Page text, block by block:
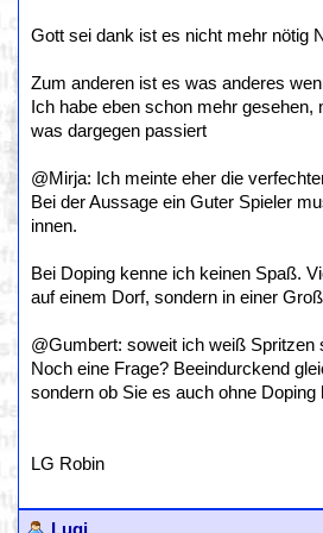
Gott sei dank ist es nicht mehr nötig
Zum anderen ist es was anderes
Ich habe eben schon mehr
was dargegen passiert
@Mirja: Ich meinte eher die
Bei der Aussage ein Guter Spieler
innen.
Bei Doping kenne ich keinen Spaß.
auf einem Dorf, sondern in einer
@Gumbert: soweit ich weiß Spritzen
Noch eine Frage? Beeindurckend
sondern ob Sie es auch ohne Doping
LG Robin